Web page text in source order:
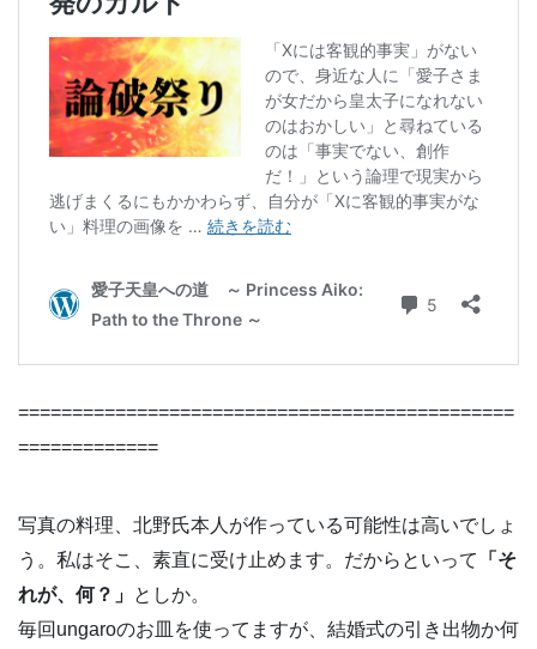
==============================================
=============
写真の料理、北野氏本人が作っている可能性は高いでしょ
う。私はそこ、素直に受け止めます。だからといって
「そ
れが、何？」 としか。
毎回ungaroのお皿を使ってますが、結婚式の引き出物か何